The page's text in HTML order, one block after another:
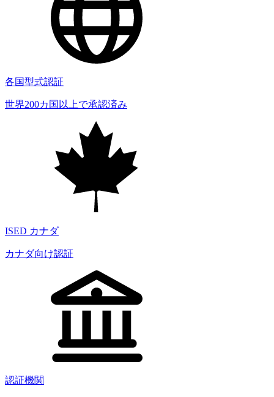
各国型式認証
世界200カ国以上で承認済み
ISED カナダ
カナダ向け認証
認証機関